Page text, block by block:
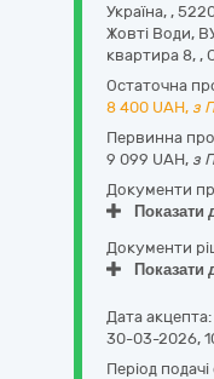
Україна, ,
Жовті Води,
квартира 8, ,
Остаточна
8 400 UAH, з
Первинна
9 099 UAH, з
Документи
Показати
Документи
Показати
Дата акцепта:
30-03-2026,
Період